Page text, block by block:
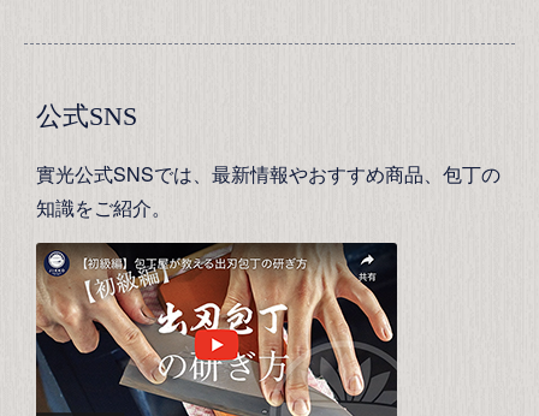
公式SNS
實光公式SNSでは、最新情報やおすすめ商品、包丁の
知識をご紹介。